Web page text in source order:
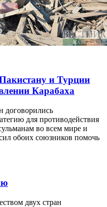
и Турции
Карабаха
договорились
для противодействия
во всем мире и
обоих союзников помочь
двух стран